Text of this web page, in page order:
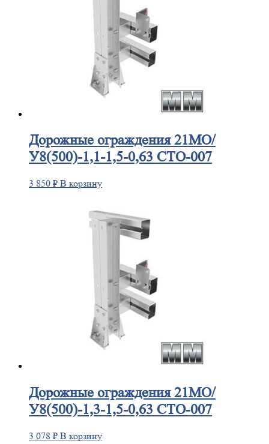
Дорожные ограждения 21МО/
У8(500)-1,1-1,5-0,63 СТО-007
3 850 ₽ В корзину
Дорожные ограждения 21МО/
У8(500)-1,3-1,5-0,63 СТО-007
3 078 ₽ В корзину